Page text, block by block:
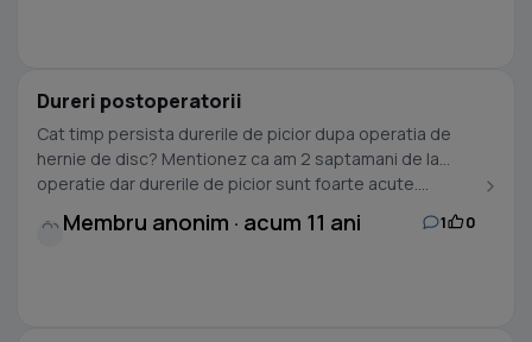
Dureri postoperatorii
Cat timp persista durerile de picior dupa operatia de
hernie de disc? Mentionez ca am 2 saptamani de la
operatie dar durerile de picior sunt foarte acute....
Membru anonim · acum 11 ani 1 0